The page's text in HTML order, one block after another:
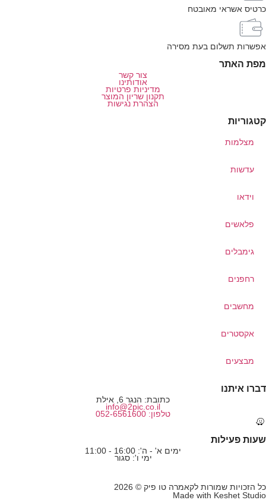
אשראי מאובטח
תשלום בעת מסירה
האתר
צור קשר
אודותינו
מדיניות פרטיות
תקנון שריון המוצר
הצהרת נגישות
מצלמות
עדשות
וידאו
פלאשים
גימבלים
רחפנים
מחשבים
אקסטרים
מבצעים
איתנו
כתובת: הנגר 6, אילת
info@2pic.co.il
טלפון: 052-6561600
פעילות
ימים א' - ה': 16:00 - 11:00
ימי ו': סגור
הזכויות שמורות לקאמרה טו פיק © 2026
Made withKeshet